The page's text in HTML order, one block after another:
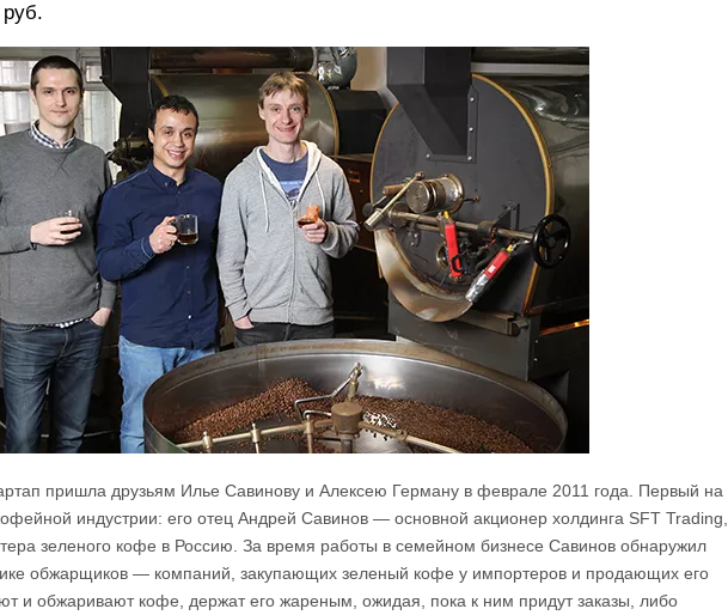
пришла друзьям Илье Савинову и Алексею Герману в феврале 2011 года. Первый на
индустрии: его отец Андрей Савинов — основной акционер холдинга SFT Trading,
зеленого кофе в Россию. За время работы в семейном бизнесе Савинов обнаружил
обжарщиков — компаний, закупающих зеленый кофе у импортеров и продающих его
и обжаривают кофе, держат его жареным, ожидая, пока к ним придут заказы, либо